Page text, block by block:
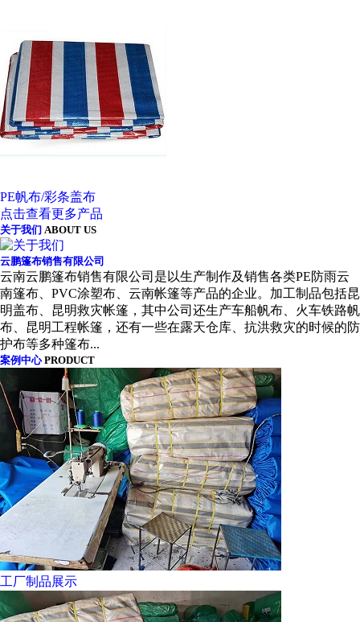
PE帆布/彩条盖布
点击查看更多产品
关于我们 ABOUT US
云鹏篷布销售有限公司
云南云鹏篷布销售有限公司是以生产制作及销售各类PE防雨云
南篷布、PVC涂塑布、云南帐篷等产品的企业。加工制品包括昆
明盖布、昆明救灾帐篷，其中公司还生产车船帆布、火车铁路帆
布、昆明工程帐篷，还有一些在露天仓库、抗洪救灾的时候的防
护布等多种篷布...
案例中心 PRODUCT
工厂制品展示